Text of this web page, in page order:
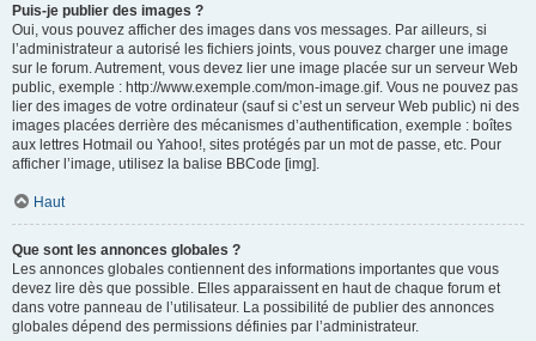
Puis-je publier des images ?
Oui, vous pouvez afficher des images dans vos messages. Par ailleurs, si
l’administrateur a autorisé les fichiers joints, vous pouvez charger une image
sur le forum. Autrement, vous devez lier une image placée sur un serveur Web
public, exemple : http://www.exemple.com/mon-image.gif. Vous ne pouvez pas
lier des images de votre ordinateur (sauf si c’est un serveur Web public) ni des
images placées derrière des mécanismes d’authentification, exemple : boîtes
aux lettres Hotmail ou Yahoo!, sites protégés par un mot de passe, etc. Pour
afficher l’image, utilisez la balise BBCode [img].
Haut
Que sont les annonces globales ?
Les annonces globales contiennent des informations importantes que vous
devez lire dès que possible. Elles apparaissent en haut de chaque forum et
dans votre panneau de l’utilisateur. La possibilité de publier des annonces
globales dépend des permissions définies par l’administrateur.